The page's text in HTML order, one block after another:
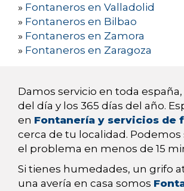
» Fontaneros en Valladolid
» Fontaneros en Bilbao
» Fontaneros en Zamora
» Fontaneros en Zaragoza
Damos servicio en toda españa,
del día y los 365 días del año.
en Fontanería y servicios de
cerca de tu localidad.
el problema en menos de 15
Si tienes humedades, un grifo
una avería en casa somos